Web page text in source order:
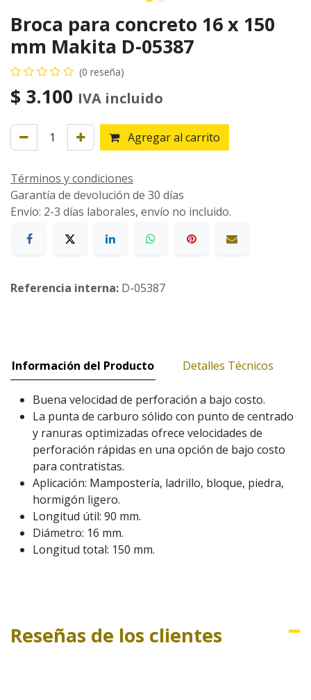
Broca para concreto 16 x 150
mm Makita D-05387
(0 reseña)
$ 3.100 IVA incluido
Agregar al carrito
Términos y condiciones
Garantía de devolución de 30 días
Envío: 2-3 días laborales, envío no incluido.
Referencia interna: D-05387
Información del Producto Detalles Técnicos
Buena velocidad de perforación a bajo costo.
La punta de carburo sólido con punto de centrado
y ranuras optimizadas ofrece velocidades de
perforación rápidas en una opción de bajo costo
para contratistas.
Aplicación: Mampostería, ladrillo, bloque, piedra,
hormigón ligero.
Longitud útil: 90 mm.
Diámetro: 16 mm.
Longitud total: 150 mm.
Reseñas de los clientes